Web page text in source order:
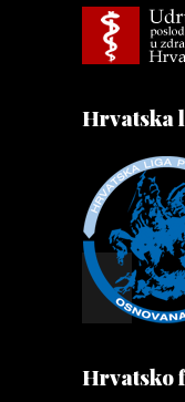
Hrvatska
Hrvatsko